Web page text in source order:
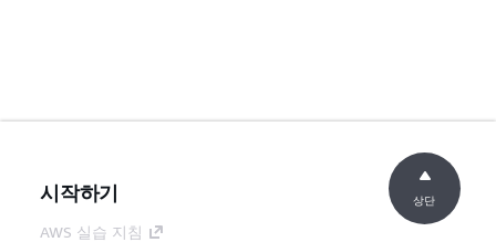
시작하기
AWS 실습 지침
상단